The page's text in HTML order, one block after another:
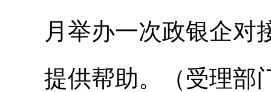
月举办一次政银企对
提供帮助。（受理部